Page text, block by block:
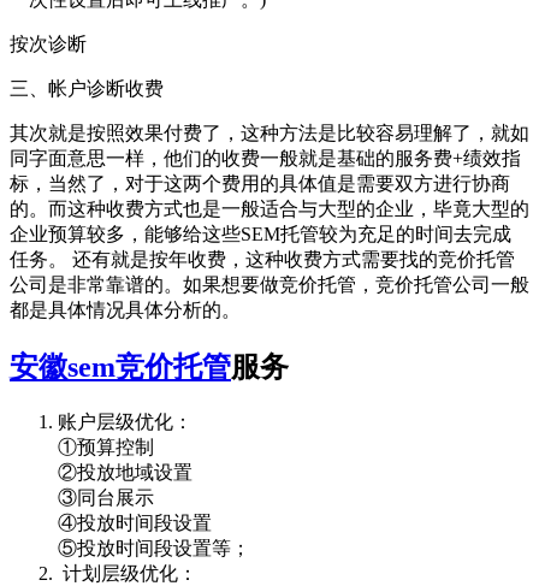
按次诊断
三、帐户诊断收费
其次就是按照效果付费了，这种方法是比较容易理解了，就如
同字面意思一样，他们的收费一般就是基础的服务费+绩效指
标，当然了，对于这两个费用的具体值是需要双方进行协商
的。而这种收费方式也是一般适合与大型的企业，毕竟大型的
企业预算较多，能够给这些SEM托管较为充足的时间去完成
任务。 还有就是按年收费，这种收费方式需要找的竞价托管
公司是非常靠谱的。如果想要做竞价托管，竞价托管公司一般
都是具体情况具体分析的。
安徽sem竞价托管服务
账户层级优化：
①预算控制
②投放地域设置
③同台展示
④投放时间段设置
⑤投放时间段设置等；
计划层级优化：